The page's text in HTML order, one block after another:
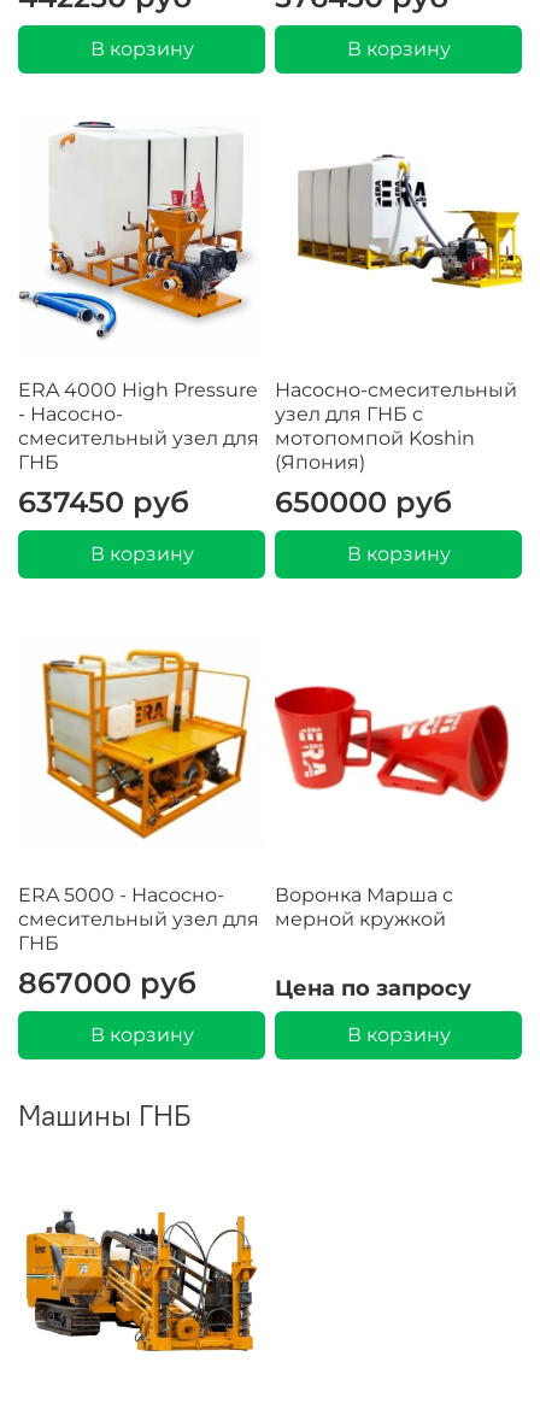
В корзину В корзину
ERA 4000 High Pressure
- Насосно-
смесительный узел для
ГНБ
637450 руб
В корзину
Насосно-смесительный
узел для ГНБ с
мотопомпой Koshin
(Япония)
650000 руб
В корзину
ERA 5000 - Насосно-
смесительный узел для
ГНБ
867000 руб
В корзину
Воронка Марша с
мерной кружкой
Цена по запросу
В корзину
Машины ГНБ